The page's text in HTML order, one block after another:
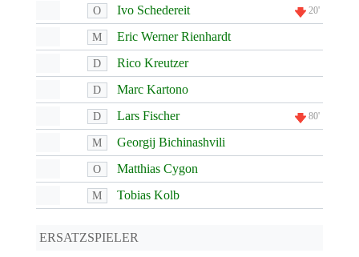
O Ivo Schedereit 20'
M Eric Werner Rienhardt
D Rico Kreutzer
D Marc Kartono
D Lars Fischer 80'
M Georgij Bichinashvili
O Matthias Cygon
M Tobias Kolb
ERSATZSPIELER